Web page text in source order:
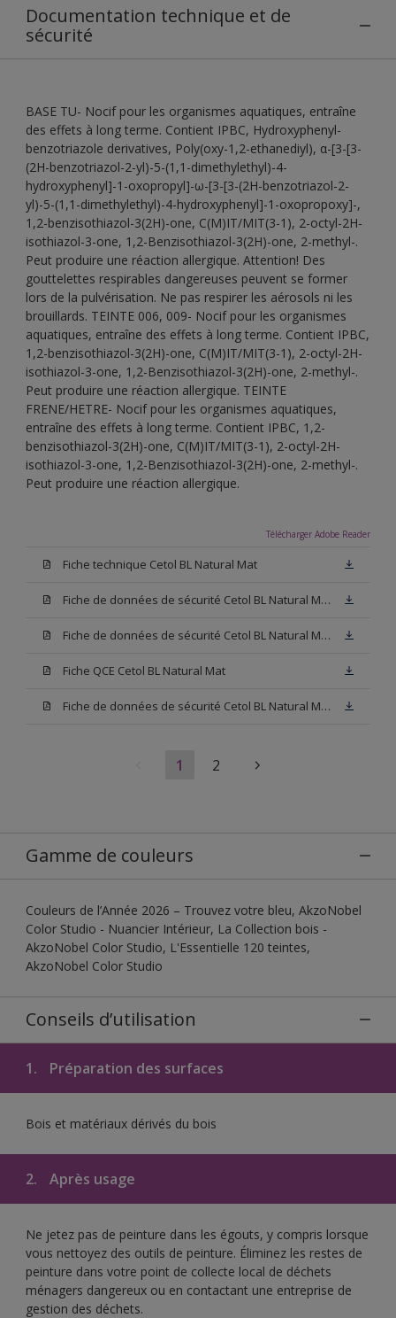
Documentation technique et de
sécurité
BASE TU- Nocif pour les organismes aquatiques, entraîne
des effets à long terme. Contient IPBC, Hydroxyphenyl-
benzotriazole derivatives, Poly(oxy-1,2-ethanediyl), α-[3-[3-
(2H-benzotriazol-2-yl)-5-(1,1-dimethylethyl)-4-
hydroxyphenyl]-1-oxopropyl]-ω-[3-[3-(2H-benzotriazol-2-
yl)-5-(1,1-dimethylethyl)-4-hydroxyphenyl]-1-oxopropoxy]-,
1,2-benzisothiazol-3(2H)-one, C(M)IT/MIT(3-1), 2-octyl-2H-
isothiazol-3-one, 1,2-Benzisothiazol-3(2H)-one, 2-methyl-.
Peut produire une réaction allergique. Attention! Des
gouttelettes respirables dangereuses peuvent se former
lors de la pulvérisation. Ne pas respirer les aérosols ni les
brouillards. TEINTE 006, 009- Nocif pour les organismes
aquatiques, entraîne des effets à long terme. Contient IPBC,
1,2-benzisothiazol-3(2H)-one, C(M)IT/MIT(3-1), 2-octyl-2H-
isothiazol-3-one, 1,2-Benzisothiazol-3(2H)-one, 2-methyl-.
Peut produire une réaction allergique. TEINTE
FRENE/HETRE- Nocif pour les organismes aquatiques,
entraîne des effets à long terme. Contient IPBC, 1,2-
benzisothiazol-3(2H)-one, C(M)IT/MIT(3-1), 2-octyl-2H-
isothiazol-3-one, 1,2-Benzisothiazol-3(2H)-one, 2-methyl-.
Peut produire une réaction allergique.
Télécharger Adobe Reader
Fiche technique Cetol BL Natural Mat
Fiche de données de sécurité Cetol BL Natural Mat Hêtre
Fiche de données de sécurité Cetol BL Natural Mat Chêne Clair
Fiche QCE Cetol BL Natural Mat
Fiche de données de sécurité Cetol BL Natural Mat Chêne Foncé
1 2
Gamme de couleurs
Couleurs de l’Année 2026 – Trouvez votre bleu, AkzoNobel
Color Studio - Nuancier Intérieur, La Collection bois -
AkzoNobel Color Studio, L'Essentielle 120 teintes,
AkzoNobel Color Studio
Conseils d’utilisation
1. Préparation des surfaces
Bois et matériaux dérivés du bois
2. Après usage
Ne jetez pas de peinture dans les égouts, y compris lorsque
vous nettoyez des outils de peinture. Éliminez les restes de
peinture dans votre point de collecte local de déchets
ménagers dangereux ou en contactant une entreprise de
gestion des déchets.